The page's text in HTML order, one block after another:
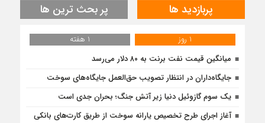
پربازدید ها پر بحث ترین ها
1 روز
1 هفته
میانگین قیمت نفت برنت به ۸۰ دلار می‌رسد
جایگاه‌داران در انتظار تصویب حق‌العمل جایگاه‌های سوخت
یک سوم گازوئیل دنیا زیر آتش جنگ؛ بحران جدی است
آغاز اجرای طرح تخصیص یارانه سوخت از طریق کارت‌های بانکی